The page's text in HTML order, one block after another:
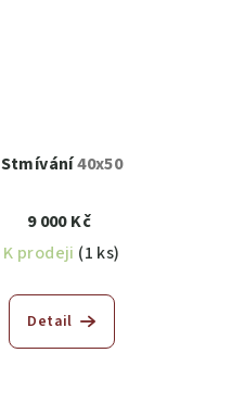
Stmívání40x50
9 000 Kč
K prodeji (1 ks)
Detail